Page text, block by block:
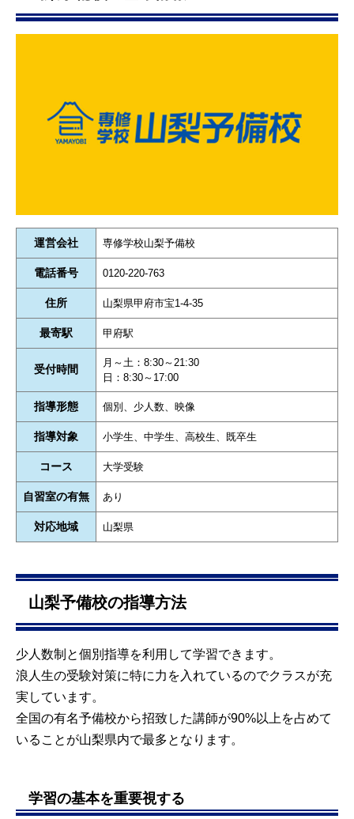
運営会社 専修学校山梨予備校
電話番号 0120-220-763
住所 山梨県甲府市宝1-4-35
最寄駅 甲府駅
受付時間
月～土：8:30～21:30
日：8:30～17:00
指導形態 個別、少人数、映像
指導対象 小学生、中学生、高校生、既卒生
コース 大学受験
自習室の有無 あり
対応地域 山梨県
山梨予備校の指導方法
少人数制と個別指導を利用して学習できます。
浪人生の受験対策に特に力を入れているのでクラスが充
実しています。
全国の有名予備校から招致した講師が90%以上を占めて
いることが山梨県内で最多となります。
学習の基本を重要視する